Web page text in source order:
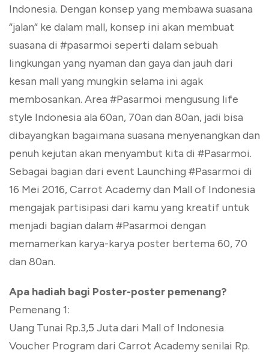
Indonesia. Dengan konsep yang membawa suasana
“jalan” ke dalam mall, konsep ini akan membuat
suasana di #pasarmoi seperti dalam sebuah
lingkungan yang nyaman dan gaya dan jauh dari
kesan mall yang mungkin selama ini agak
membosankan. Area #Pasarmoi mengusung life
style Indonesia ala 60an, 70an dan 80an, jadi bisa
dibayangkan bagaimana suasana menyenangkan dan
penuh kejutan akan menyambut kita di #Pasarmoi.
Sebagai bagian dari event Launching #Pasarmoi di
16 Mei 2016, Carrot Academy dan Mall of Indonesia
mengajak partisipasi dari kamu yang kreatif untuk
menjadi bagian dalam #Pasarmoi dengan
memamerkan karya-karya poster bertema 60, 70
dan 80an.
Apa hadiah bagi Poster-poster pemenang?
Pemenang 1:
Uang Tunai Rp.3,5 Juta dari Mall of Indonesia
Voucher Program dari Carrot Academy senilai Rp.